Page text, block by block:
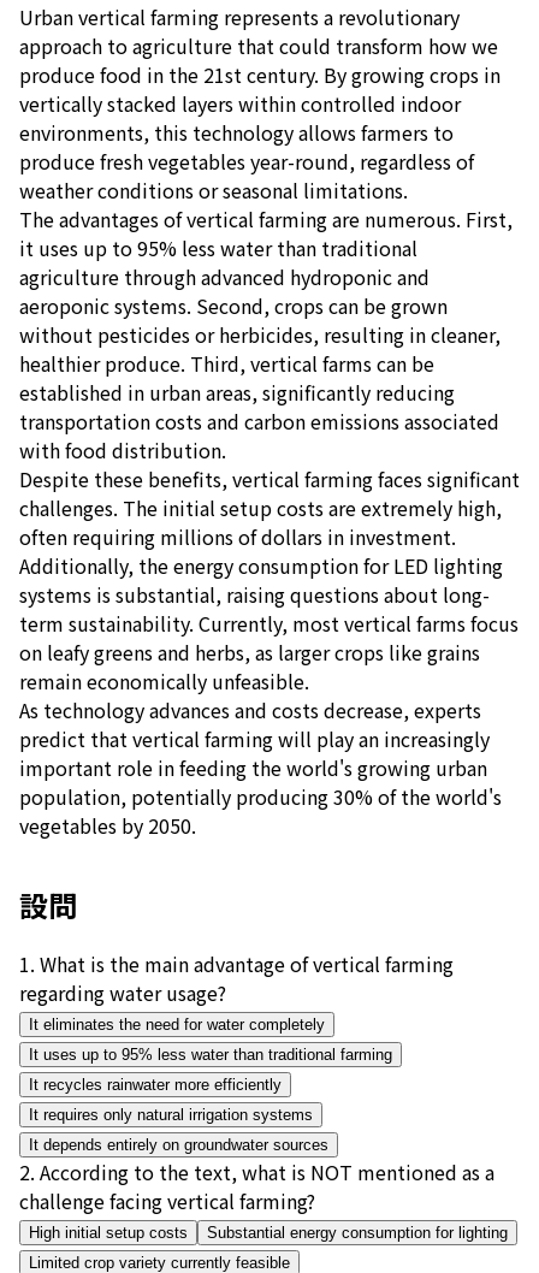
Urban vertical farming represents a revolutionary
approach to agriculture that could transform how we
produce food in the 21st century. By growing crops in
vertically stacked layers within controlled indoor
environments, this technology allows farmers to
produce fresh vegetables year-round, regardless of
weather conditions or seasonal limitations.
The advantages of vertical farming are numerous. First,
it uses up to 95% less water than traditional
agriculture through advanced hydroponic and
aeroponic systems. Second, crops can be grown
without pesticides or herbicides, resulting in cleaner,
healthier produce. Third, vertical farms can be
established in urban areas, significantly reducing
transportation costs and carbon emissions associated
with food distribution.
Despite these benefits, vertical farming faces significant
challenges. The initial setup costs are extremely high,
often requiring millions of dollars in investment.
Additionally, the energy consumption for LED lighting
systems is substantial, raising questions about long-
term sustainability. Currently, most vertical farms focus
on leafy greens and herbs, as larger crops like grains
remain economically unfeasible.
As technology advances and costs decrease, experts
predict that vertical farming will play an increasingly
important role in feeding the world's growing urban
population, potentially producing 30% of the world's
vegetables by 2050.
設問
1. What is the main advantage of vertical farming
regarding water usage?
It eliminates the need for water completely
It uses up to 95% less water than traditional farming
It recycles rainwater more efficiently
It requires only natural irrigation systems
It depends entirely on groundwater sources
2. According to the text, what is NOT mentioned as a
challenge facing vertical farming?
High initial setup costs
Substantial energy consumption for lighting
Limited crop variety currently feasible